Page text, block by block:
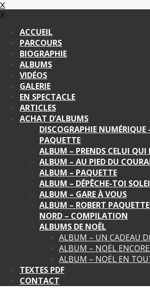
X
X
ACCUEIL
PARCOURS
BIOGRAPHIE
ALBUMS
VIDÉOS
GALERIE
EN SPECTACLE
ARTICLES
ACHAT D’ALBUMS
DISCOGRAPHIE NUMÉRIQUE
PAQUETTE
ALBUM – PRENDS CELUI QUI
ALBUM – AU PIED DU
ALBUM – PAQUETTE
ALBUM – DÉPÊCHE-TOI
ALBUM – GARE À VOUS
ALBUM – ROBERT
NORD – COMPILATION
ALBUMS DE NOËL
ALBUM – UN CADEAU
ALBUM – NOËL
ALBUM – NOËL EN
TEXTES PDF
CONTACT